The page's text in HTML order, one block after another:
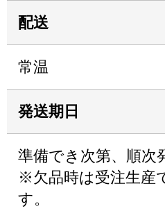
配送
常温
発送期日
準備でき次第、順次
※欠品時は受注生産
す。